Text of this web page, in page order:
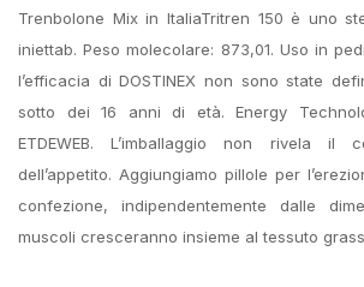
Trenbolone Mix in ItaliaTritren 150 è uno
iniettab. Peso molecolare: 873,01. Uso in
l’efficacia di DOSTINEX non sono state
sotto dei 16 anni di età. Energy
ETDEWEB. L’imballaggio non rivela il
dell’appetito. Aggiungiamo pillole per
confezione, indipendentemente dalle
muscoli cresceranno insieme al tessuto